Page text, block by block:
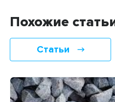
Похожие
Статьи